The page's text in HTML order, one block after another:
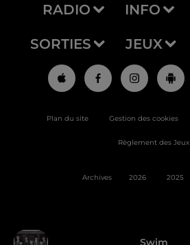
Swim
RADIO INFO
SORTIES JEUX
Plan du site Gestion des cookies
Règlement des Jeux
Archives 2026 2025